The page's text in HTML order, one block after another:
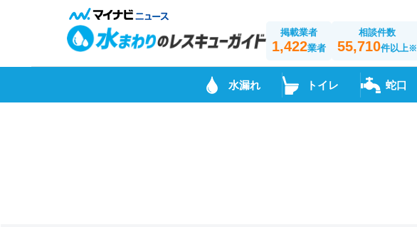
掲載業者
1,422業者
相談件数
55,710件以上※
水漏れ トイレ 蛇口